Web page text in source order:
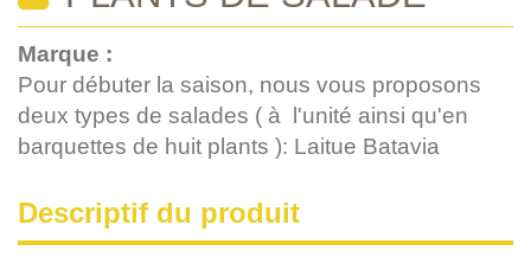
Marque :
Pour débuter la saison, nous vous proposons
deux types de salades ( à l'unité ainsi qu'en
barquettes de huit plants ): Laitue Batavia
Descriptif du produit